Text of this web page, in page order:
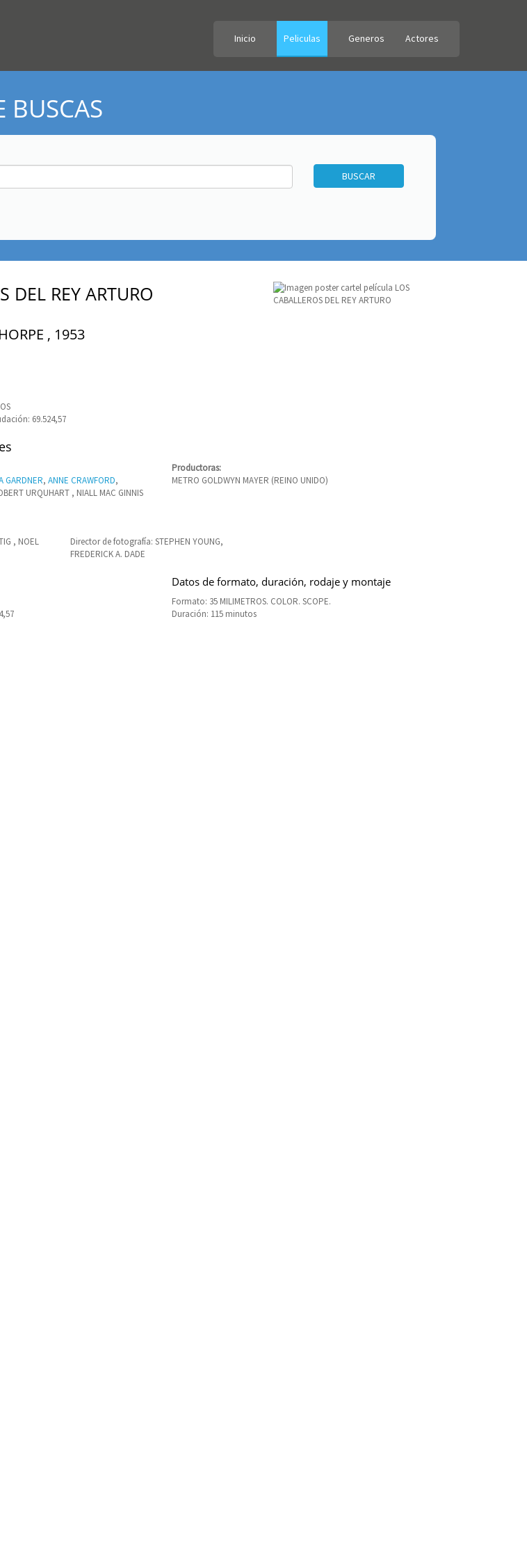
Inicio Peliculas Generos Actores
BUSCAS
DEL REY ARTURO
, 1953
69.524,57
GARDNER, ANNE CRAWFORD,
URQUHART , NIALL MAC GINNIS
Productoras:
METRO GOLDWYN MAYER (REINO UNIDO)
, NOEL
Director de fotografía: STEPHEN YOUNG,
FREDERICK A. DADE
Datos de formato, duración, rodaje y montaje
Formato: 35 MILIMETROS. COLOR. SCOPE.
Duración: 115 minutos